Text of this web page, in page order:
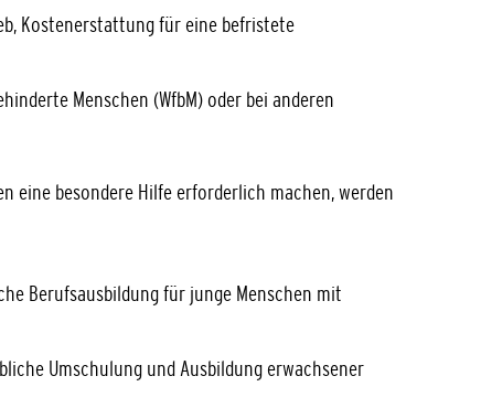
Kostenerstattung für eine befristete
Menschen (WfbM) oder bei anderen
eine besondere Hilfe erforderlich machen, werden
Berufsausbildung für junge Menschen mit
Umschulung und Ausbildung erwachsener